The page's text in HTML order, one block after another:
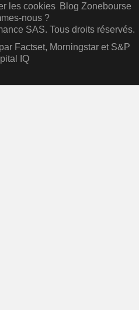
les cookies Blog Zonebourse
nous ?
SAS. Tous droits réservés.
Factset, Morningstar et S&P
IQ